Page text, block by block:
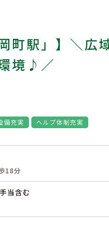
町駅」】＼
境♪／
備充実 ヘルプ体制充実
18分
当含む